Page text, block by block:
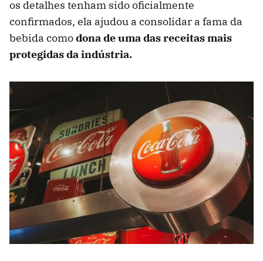
os detalhes tenham sido oficialmente
confirmados, ela ajudou a consolidar a fama da
bebida comodona de uma das receitas mais
protegidas da indústria.